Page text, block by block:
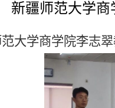
新疆师范大学
大学商学院李志